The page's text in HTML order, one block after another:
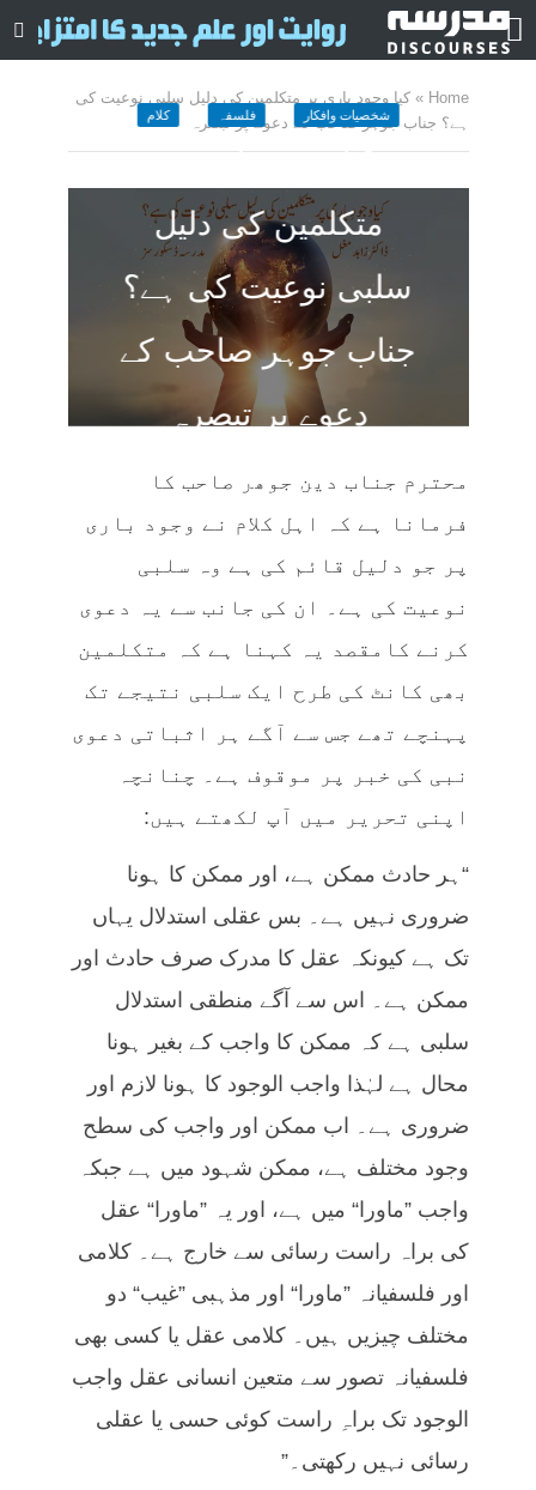
Home
»کیا وجود باری پر متکلمین کی دلیل سلبی نوعیت کی
ہے؟ جناب جوہر صاحب کے دعوے پر تبصرہ
شخصیات وافکار فلسفہ کلام
کیا وجود باری پر
متکلمین کی دلیل
سلبی نوعیت کی ہے؟
جناب جوہر صاحب کے
دعوے پر تبصرہ
66 منٹ چاہیں
محترم جناب دین جوھر صاحب کا
فرمانا ہے کہ اہل کلام نے وجود باری
پر جو دلیل قائم کی ہے وہ سلبی
نوعیت کی ہے۔ ان کی جانب سے یہ دعوی
کرنے کامقصد یہ کہنا ہے کہ متکلمین
بھی کانٹ کی طرح ایک سلبی نتیجے تک
پہنچے تھے جس سے آگے ہر اثباتی دعوی
نبی کی خبر پر موقوف ہے۔ چنانچہ
اپنی تحریر میں آپ لکھتے ہیں:
“ہر حادث ممکن ہے، اور ممکن کا ہونا
ضروری نہیں ہے۔ بس عقلی استدلال یہاں
تک ہے کیونکہ عقل کا مدرک صرف حادث اور
ممکن ہے۔ اس سے آگے منطقی استدلال
سلبی ہے کہ ممکن کا واجب کے بغیر ہونا
محال ہے لہٰذا واجب الوجود کا ہونا لازم اور
ضروری ہے۔ اب ممکن اور واجب کی سطح
وجود مختلف ہے، ممکن شہود میں ہے جبکہ
واجب ”ماورا“ میں ہے، اور یہ ”ماورا“ عقل
کی براہ راست رسائی سے خارج ہے۔ کلامی
اور فلسفیانہ ”ماورا“ اور مذہبی ”غیب“ دو
مختلف چیزیں ہیں۔ کلامی عقل یا کسی بھی
فلسفیانہ تصور سے متعین انسانی عقل واجب
الوجود تک براہِ راست کوئی حسی یا عقلی
رسائی نہیں رکھتی۔”